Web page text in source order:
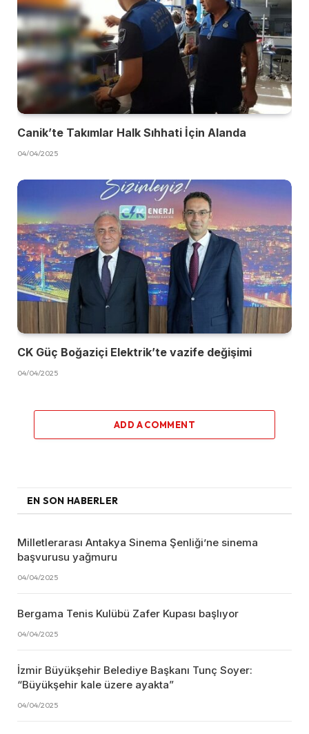
Canik’te Takımlar Halk Sıhhati İçin Alanda
04/04/2025
CK Güç Boğaziçi Elektrik’te vazife değişimi
04/04/2025
ADD A COMMENT
EN SON HABERLER
Milletlerarası Antakya Sinema Şenliği’ne sinema
başvurusu yağmuru
04/04/2025
Bergama Tenis Kulübü Zafer Kupası başlıyor
04/04/2025
İzmir Büyükşehir Belediye Başkanı Tunç Soyer:
“Büyükşehir kale üzere ayakta”
04/04/2025